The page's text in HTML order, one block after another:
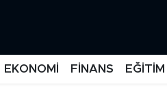
EKONOMİ FİNANS EĞİTİM